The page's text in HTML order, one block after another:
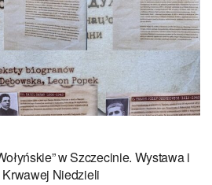
w Szczecinie. Wystawa i
Niedzieli